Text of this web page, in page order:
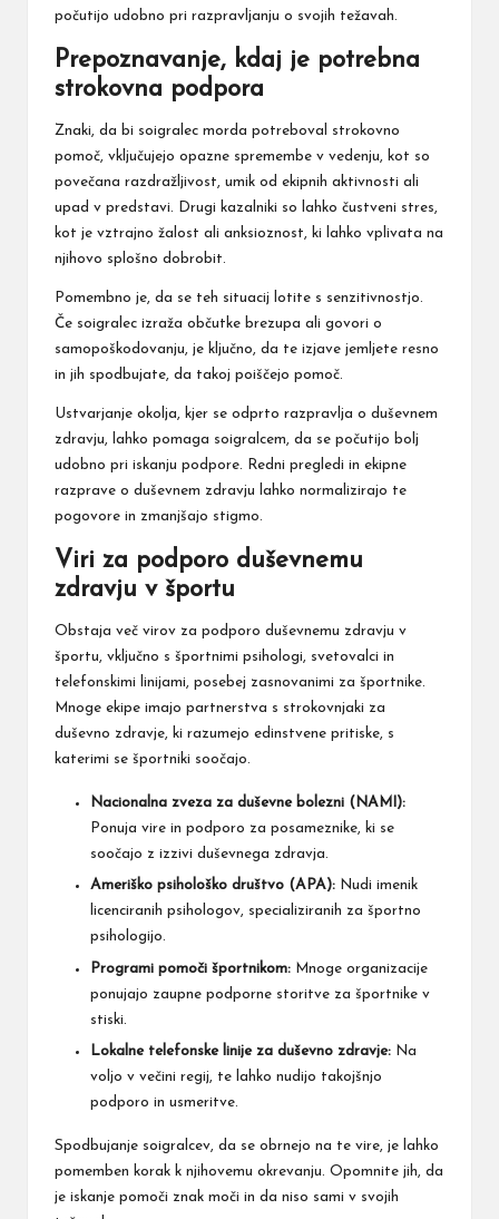
počutijo udobno pri razpravljanju o svojih težavah.
Prepoznavanje, kdaj je potrebna
strokovna podpora
Znaki, da bi soigralec morda potreboval strokovno
pomoč, vključujejo opazne spremembe v vedenju, kot so
povečana razdražljivost, umik od ekipnih aktivnosti ali
upad v predstavi. Drugi kazalniki so lahko čustveni stres,
kot je vztrajno žalost ali anksioznost, ki lahko vplivata na
njihovo splošno dobrobit.
Pomembno je, da se teh situacij lotite s senzitivnostjo.
Če soigralec izraža občutke brezupa ali govori o
samopoškodovanju, je ključno, da te izjave jemljete resno
in jih spodbujate, da takoj poiščejo pomoč.
Ustvarjanje okolja, kjer se odprto razpravlja o duševnem
zdravju, lahko pomaga soigralcem, da se počutijo bolj
udobno pri iskanju podpore. Redni pregledi in ekipne
razprave o duševnem zdravju lahko normalizirajo te
pogovore in zmanjšajo stigmo.
Viri za podporo duševnemu
zdravju v športu
Obstaja več virov za podporo duševnemu zdravju v
športu, vključno s športnimi psihologi, svetovalci in
telefonskimi linijami, posebej zasnovanimi za športnike.
Mnoge ekipe imajo partnerstva s strokovnjaki za
duševno zdravje, ki razumejo edinstvene pritiske, s
katerimi se športniki soočajo.
Nacionalna zveza za duševne bolezni (NAMI):
Ponuja vire in podporo za posameznike, ki se
soočajo z izzivi duševnega zdravja.
Ameriško psihološko društvo (APA): Nudi imenik
licenciranih psihologov, specializiranih za športno
psihologijo.
Programi pomoči športnikom: Mnoge organizacije
ponujajo zaupne podporne storitve za športnike v
stiski.
Lokalne telefonske linije za duševno zdravje: Na
voljo v večini regij, te lahko nudijo takojšnjo
podporo in usmeritve.
Spodbujanje soigralcev, da se obrnejo na te vire, je lahko
pomemben korak k njihovemu okrevanju. Opomnite jih, da
je iskanje pomoči znak moči in da niso sami v svojih